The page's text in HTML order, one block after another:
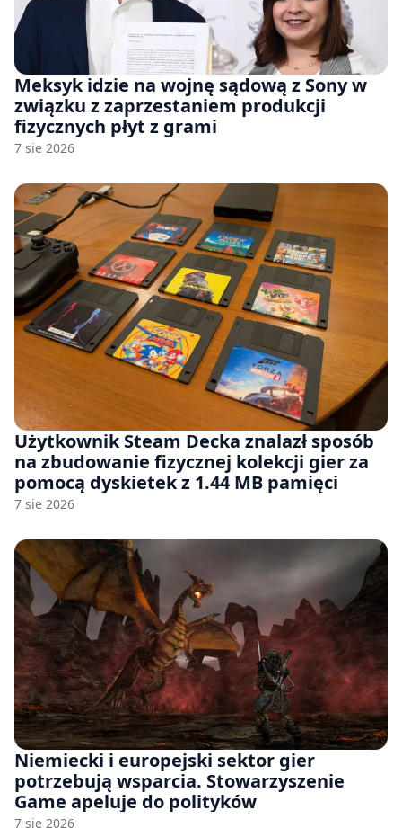
Meksyk idzie na wojnę sądową z Sony w
związku z zaprzestaniem produkcji
fizycznych płyt z grami
7 sie 2026
Użytkownik Steam Decka znalazł sposób
na zbudowanie fizycznej kolekcji gier za
pomocą dyskietek z 1.44 MB pamięci
7 sie 2026
Niemiecki i europejski sektor gier
potrzebują wsparcia. Stowarzyszenie
Game apeluje do polityków
7 sie 2026